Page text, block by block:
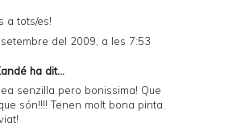
a tots/es!
del 2009, a les 7:53
ha dit...
senzilla pero bonissima! Que
són!!!! Tenen molt bona pinta.